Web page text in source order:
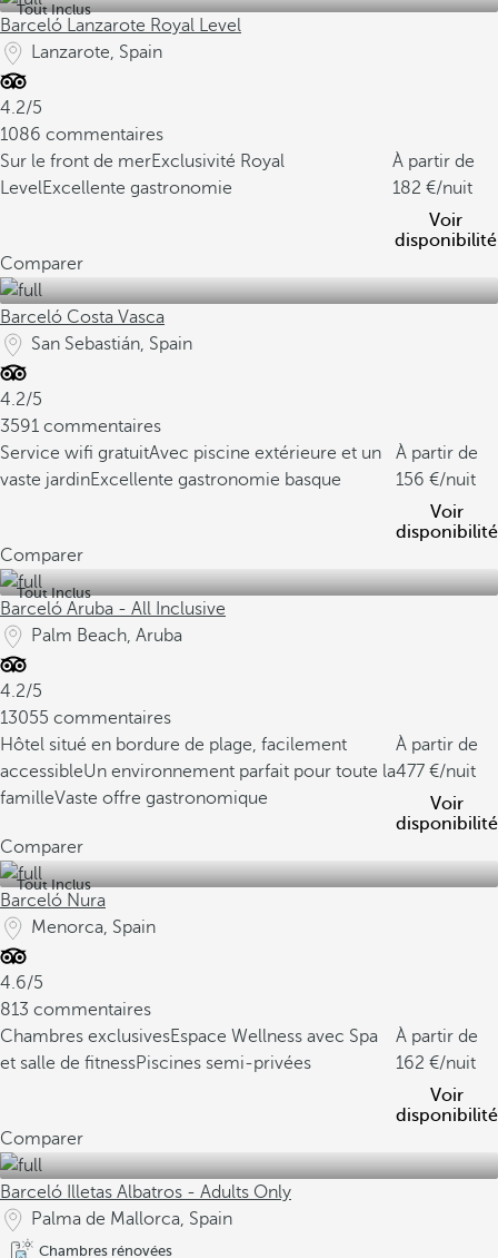
Tout Inclus
Barceló Lanzarote Royal Level
Lanzarote, Spain
4.2/5
1086 commentaires
Sur le front de merExclusivité Royal
LevelExcellente gastronomie
À partir de
182
/nuit
Voir
disponibilité
Comparer
Barceló Costa Vasca
San Sebastián, Spain
4.2/5
3591 commentaires
Service wifi gratuitAvec piscine extérieure et un
vaste jardinExcellente gastronomie basque
À partir de
156
/nuit
Voir
disponibilité
Comparer
Tout Inclus
Barceló Aruba - All Inclusive
Palm Beach, Aruba
4.2/5
13055 commentaires
Hôtel situé en bordure de plage, facilement
accessibleUn environnement parfait pour toute la
familleVaste offre gastronomique
À partir de
477
/nuit
Voir
disponibilité
Comparer
Tout Inclus
Barceló Nura
Menorca, Spain
4.6/5
813 commentaires
Chambres exclusivesEspace Wellness avec Spa
et salle de fitnessPiscines semi-privées
À partir de
162
/nuit
Voir
disponibilité
Comparer
Barceló Illetas Albatros - Adults Only
Palma de Mallorca, Spain
Chambres rénovées